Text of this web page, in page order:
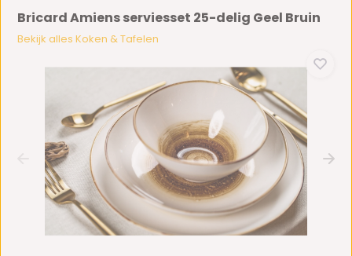
Bricard Amiens serviesset 25-delig Geel Bruin
Bekijk alles Koken & Tafelen